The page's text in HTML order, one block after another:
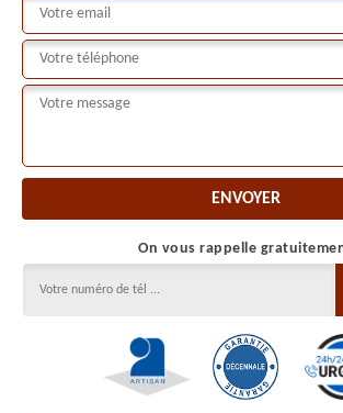
On vous rappelle